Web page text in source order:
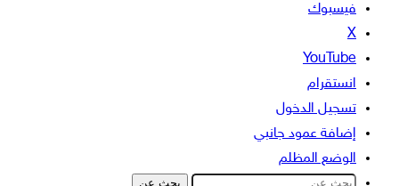
فيسبوك
‫X
‫YouTube
انستقرام
تسجيل الدخول
إضافة عمود جانبي
الوضع المظلم
بحث عن